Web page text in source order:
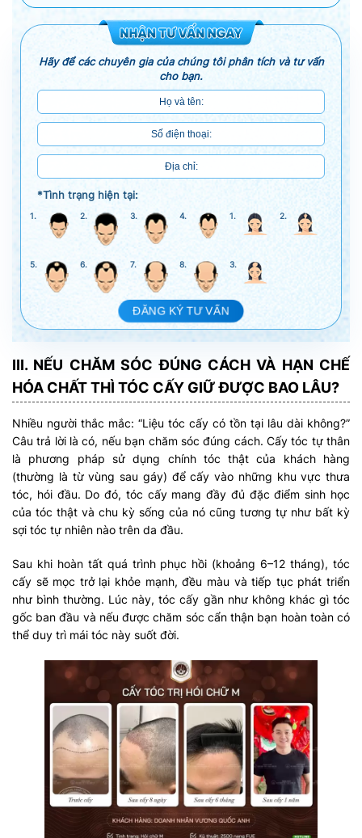
Hãy để các chuyên gia của chúng tôi phân tích và tư vấn
cho bạn.
*Tình trạng hiện tại:
1. 2. 3. 4. 1. 2.
5. 6. 7. 8. 3.
ĐĂNG KÝ TƯ VẤN
III. NẾU CHĂM SÓC ĐÚNG CÁCH VÀ HẠN CHẾ
HÓA CHẤT THÌ TÓC CẤY GIỮ ĐƯỢC BAO LÂU?
Nhiều người thắc mắc: “Liệu tóc cấy có tồn tại lâu dài không?”
Câu trả lời là có, nếu bạn chăm sóc đúng cách. Cấy tóc tự thân
là phương pháp sử dụng chính tóc thật của khách hàng
(thường là từ vùng sau gáy) để cấy vào những khu vực thưa
tóc, hói đầu. Do đó, tóc cấy mang đầy đủ đặc điểm sinh học
của tóc thật và chu kỳ sống của nó cũng tương tự như bất kỳ
sợi tóc tự nhiên nào trên da đầu.
Sau khi hoàn tất quá trình phục hồi (khoảng 6–12 tháng), tóc
cấy sẽ mọc trở lại khỏe mạnh, đều màu và tiếp tục phát triển
như bình thường. Lúc này, tóc cấy gần như không khác gì tóc
gốc ban đầu và nếu được chăm sóc cẩn thận bạn hoàn toàn có
thể duy trì mái tóc này suốt đời.